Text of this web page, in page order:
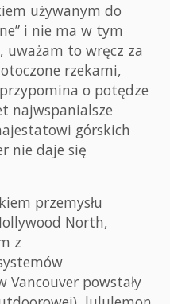
używanym do
i nie ma w tym
uważam to wręcz za
rzekami,
o potędze
najwspanialsze
górskich
nie daje się
przemysłu
North,
z
powstały